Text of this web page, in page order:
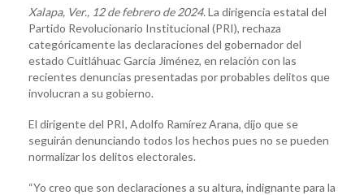
Xalapa, Ver., 12 de febrero de 2024.La dirigencia estatal del
Partido Revolucionario Institucional (PRI), rechaza
categóricamente las declaraciones del gobernador del
estado Cuitláhuac García Jiménez, en relación con las
recientes denuncias presentadas por probables delitos que
involucran a su gobierno.
El dirigente del PRI, Adolfo Ramírez Arana, dijo que se
seguirán denunciando todos los hechos pues no se pueden
normalizar los delitos electorales.
“Yo creo que son declaraciones a su altura, indignante para la